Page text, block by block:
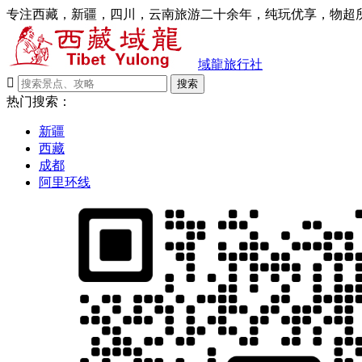
专注西藏，新疆，四川，云南旅游二十余年，纯玩优享，物超
域龍旅行社

搜索
热门搜索：
新疆
西藏
成都
阿里环线